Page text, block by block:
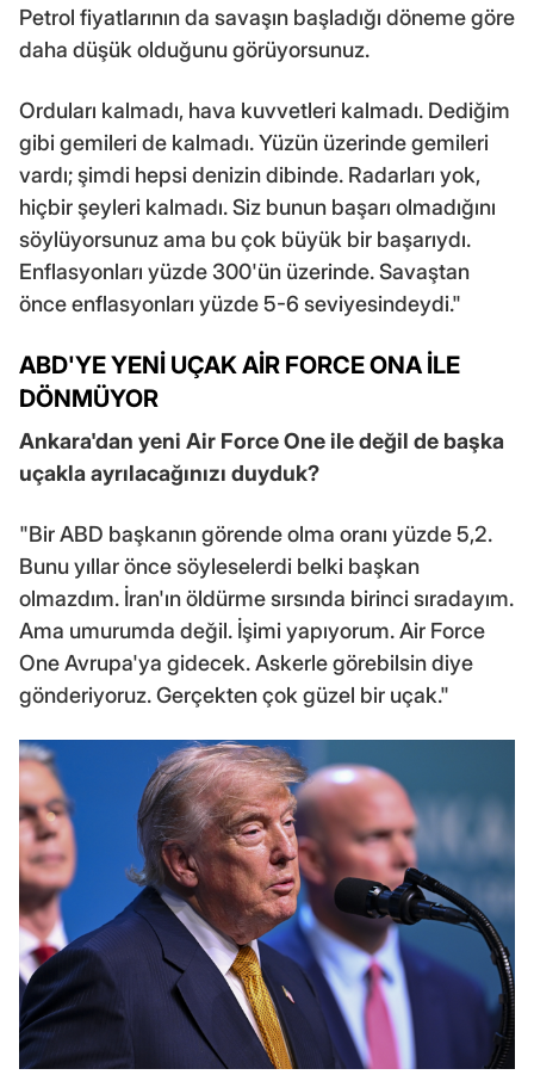
Petrol fiyatlarının da savaşın başladığı döneme göre
daha düşük olduğunu görüyorsunuz.
Orduları kalmadı, hava kuvvetleri kalmadı. Dediğim
gibi gemileri de kalmadı. Yüzün üzerinde gemileri
vardı; şimdi hepsi denizin dibinde. Radarları yok,
hiçbir şeyleri kalmadı. Siz bunun başarı olmadığını
söylüyorsunuz ama bu çok büyük bir başarıydı.
Enflasyonları yüzde 300'ün üzerinde. Savaştan
önce enflasyonları yüzde 5-6 seviyesindeydi."
ABD'YE YENİ UÇAK AİR FORCE ONA İLE
DÖNMÜYOR
Ankara'dan yeni Air Force One ile değil de başka
uçakla ayrılacağınızı duyduk?
"Bir ABD başkanın görende olma oranı yüzde 5,2.
Bunu yıllar önce söyleselerdi belki başkan
olmazdım. İran'ın öldürme sırsında birinci sıradayım.
Ama umurumda değil. İşimi yapıyorum. Air Force
One Avrupa'ya gidecek. Askerle görebilsin diye
gönderiyoruz. Gerçekten çok güzel bir uçak."